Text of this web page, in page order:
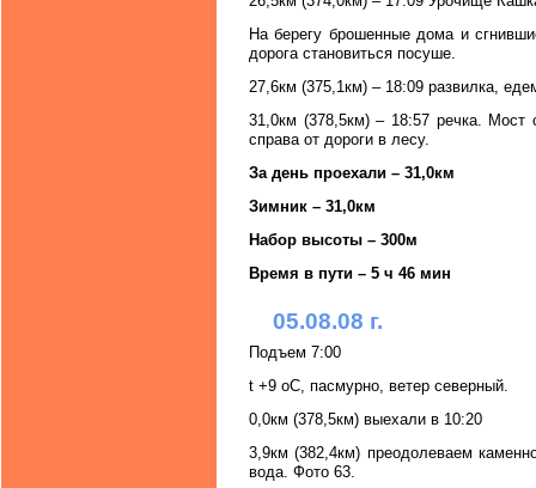
На берегу брошенные дома и
дорога становиться посуше.
27,6км (375,1км) – 18:09 развилка,
31,0км (378,5км) – 18:57 речка.
справа от дороги в лесу.
За день проехали – 31,0км
Зимник – 31,0км
Набор высоты – 300м
Время в пути – 5 ч 46 мин
05.08.08 г.
Подъем 7:00
t +9 oC, пасмурно, ветер северный.
0,0км (378,5км) выехали в 10:20
3,9км (382,4км) преодолеваем
вода. Фото 63.